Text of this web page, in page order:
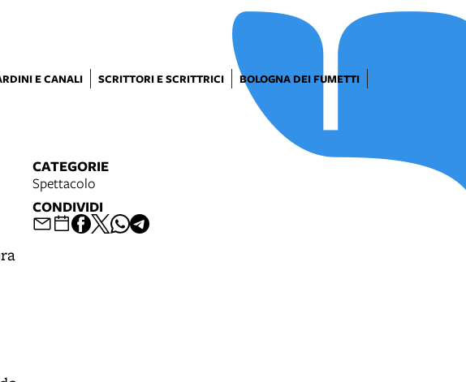
E CANALI SCRITTORI E SCRITTRICI
BOLOGNA DEI FUMETTI
CATEGORIE
Spettacolo
CONDIVIDI